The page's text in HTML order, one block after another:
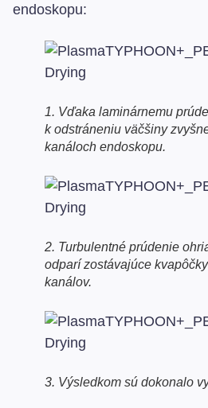
endoskopu:
1. Vďaka laminárnemu
k odstráneniu väčšiny
kanáloch endoskopu.
2. Turbulentné prúdenie
odparí zostávajúce
kanálov.
3. Výsledkom sú dokonalo